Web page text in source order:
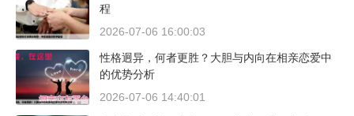
程
2026-07-06 16:00:03
性格迥异，何者更胜？大胆与内向在相亲恋爱中
的优势分析
2026-07-06 14:40:01